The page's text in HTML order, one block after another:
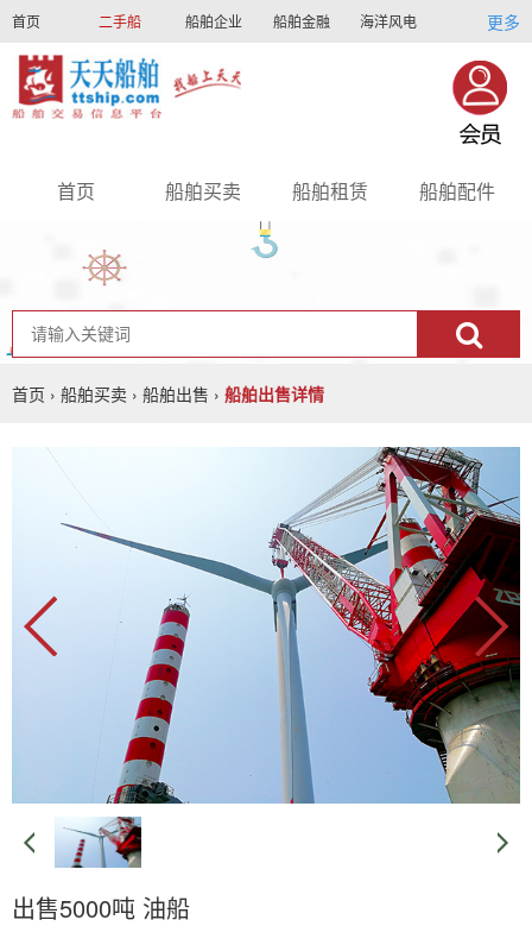
首页 二手船 船舶企业 船舶金融 海洋风电
船员招聘 船员联盟
更多
首页 船舶买卖 船舶租赁 船舶配件
首页 › 船舶买卖 › 船舶出售 › 船舶出售详情
出售5000吨 油船